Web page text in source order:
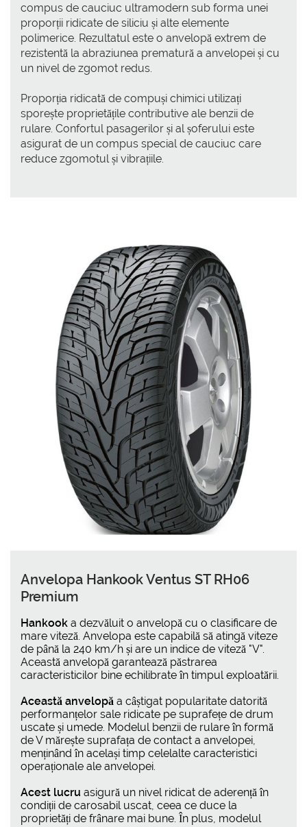
compus de cauciuc ultramodern sub forma unei
proporții ridicate de siliciu și alte elemente
polimerice. Rezultatul este o anvelopă extrem de
rezistentă la abraziunea prematură a anvelopei și cu
un nivel de zgomot redus.
Proporția ridicată de compuși chimici utilizați
sporește proprietățile contributive ale benzii de
rulare. Confortul pasagerilor și al șoferului este
asigurat de un compus special de cauciuc care
reduce zgomotul și vibrațiile.
Anvelopa Hankook Ventus ST RH06
Premium
Hankook a dezvăluit o anvelopă cu o clasificare de
mare viteză. Anvelopa este capabilă să atingă viteze
de până la 240 km/h și are un indice de viteză "V".
Această anvelopă garantează păstrarea
caracteristicilor bine echilibrate în timpul exploatării.
Această anvelopă a câștigat popularitate datorită
performanțelor sale ridicate pe suprafețe de drum
uscate și umede. Modelul benzii de rulare în formă
de V mărește suprafața de contact a anvelopei,
menținând în același timp celelalte caracteristici
operaționale ale anvelopei.
Acest lucru asigură un nivel ridicat de aderență în
condiții de carosabil uscat, ceea ce duce la
proprietăți de frânare mai bune. În plus, modelul